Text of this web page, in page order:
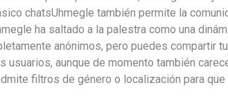
chatsUhmegle también permite la
ha saltado a la palestra como una
anónimos, pero puedes compartir
usuarios, aunque de momento también
filtros de género o localización para